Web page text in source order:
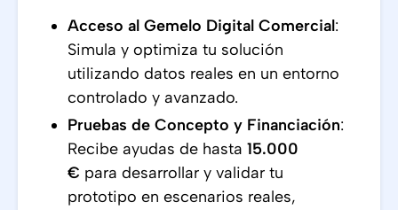
Acceso al Gemelo Digital Comercial:
Simula y optimiza tu solución
utilizando datos reales en un entorno
controlado y avanzado.
Pruebas de Concepto y Financiación:
Recibe ayudas de hasta 15.000
€ para desarrollar y validar tu
prototipo en escenarios reales,